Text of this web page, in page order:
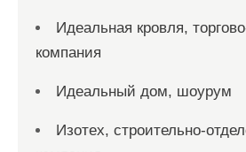
Идеальная кровля,
компания
Идеальный дом, шоурум
Изотех, строительно-